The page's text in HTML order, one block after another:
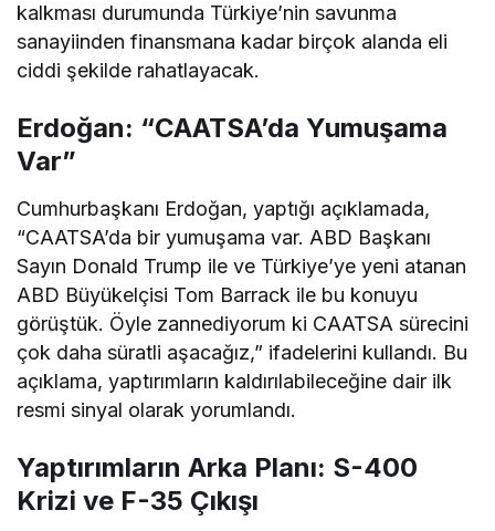
kalkması durumunda Türkiye’nin savunma
sanayiinden finansmana kadar birçok alanda eli
ciddi şekilde rahatlayacak.
Erdoğan: “CAATSA’da Yumuşama
Var”
Cumhurbaşkanı Erdoğan, yaptığı açıklamada,
“CAATSA’da bir yumuşama var. ABD Başkanı
Sayın Donald Trump ile ve Türkiye’ye yeni atanan
ABD Büyükelçisi Tom Barrack ile bu konuyu
görüştük. Öyle zannediyorum ki CAATSA sürecini
çok daha süratli aşacağız,” ifadelerini kullandı. Bu
açıklama, yaptırımların kaldırılabileceğine dair ilk
resmi sinyal olarak yorumlandı.
Yaptırımların Arka Planı: S-400
Krizi ve F-35 Çıkışı